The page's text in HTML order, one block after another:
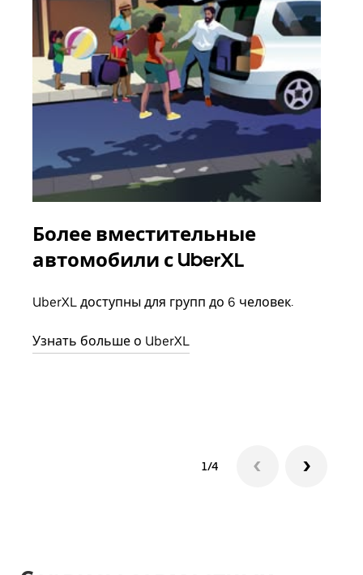
Более вместительные
автомобили с UberXL
UberXL доступны для групп до 6 человек.
Узнать больше о UberXL
1/4